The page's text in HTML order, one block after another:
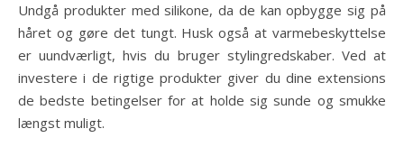
Undgå produkter med silikone, da de kan opbygge sig på
håret og gøre det tungt. Husk også at varmebeskyttelse
er uundværligt, hvis du bruger stylingredskaber. Ved at
investere i de rigtige produkter giver du dine extensions
de bedste betingelser for at holde sig sunde og smukke
længst muligt.